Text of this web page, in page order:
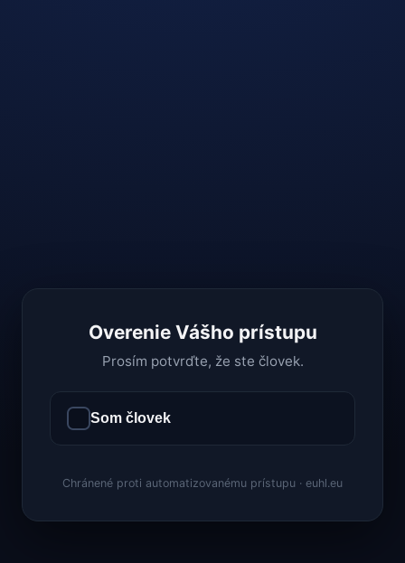
Overenie Vášho prístupu
Prosím potvrďte, že ste človek.
Som človek
Chránené proti automatizovanému prístupu · euhl.eu